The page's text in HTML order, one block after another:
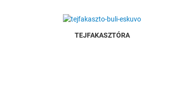
TEJFAKASZTÓRA